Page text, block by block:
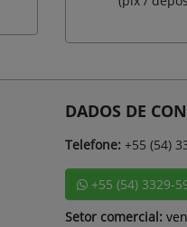
DADOS DE
Telefone: +55 (54)
+55 (54) 3329-
Setor comercial: